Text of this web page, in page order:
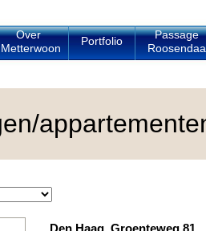
Over
Metterwoon
Portfolio
Passage
Den Haag, Groenteweg 81